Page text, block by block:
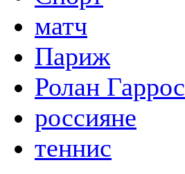
матч
Париж
Ролан Гаррос
россияне
теннис